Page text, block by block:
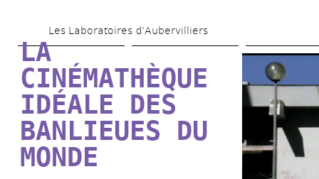
au
principal
Les Laboratoires d’Aubervilliers
LA
CINÉMATHÈQUE
IDÉALE DES
BANLIEUES DU
MONDE